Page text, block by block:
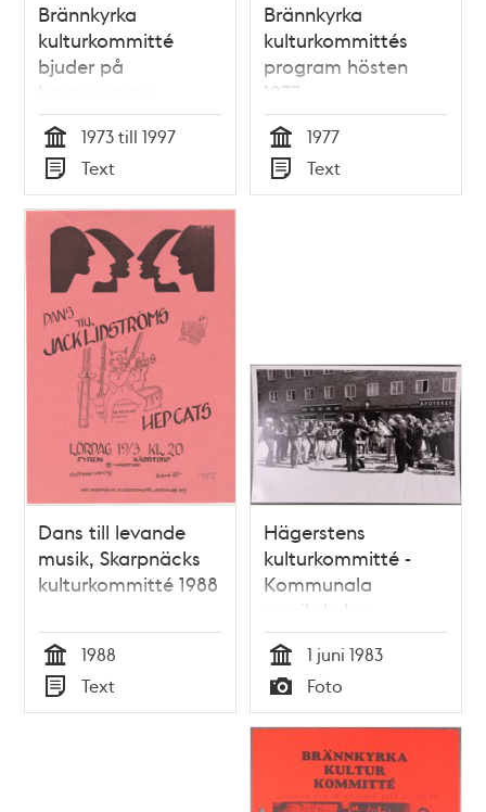
Brännkyrka
kulturkommitté
bjuder på
barnprogram
Tid
1973 till 1997
Typ
Text
Brännkyrka
kulturkommittés
program hösten
1977
Tid
1977
Typ
Text
Dans till levande
musik, Skarpnäcks
kulturkommitté 1988
Tid
1988
Typ
Text
Hägerstens
kulturkommitté -
Kommunala
musikskolan
Tid
1 juni 1983
Typ
Foto